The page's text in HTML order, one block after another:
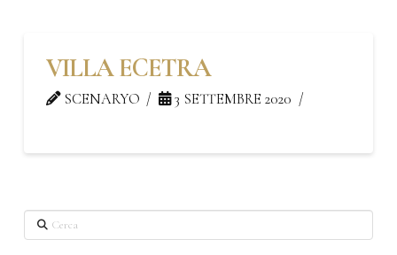
VILLA ECETRA
SCENARYO 3 SETTEMBRE 2020
Cerca